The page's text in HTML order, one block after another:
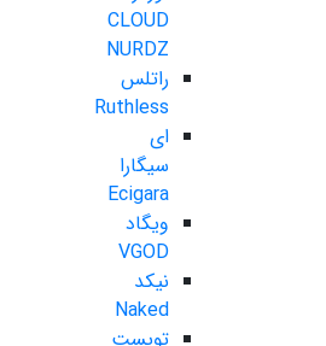
CLOUD
NURDZ
راتلس
Ruthless
ای
سیگارا
Ecigara
ویگاد
VGOD
نیکد
Naked
تویست